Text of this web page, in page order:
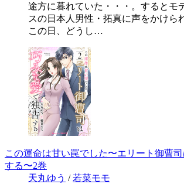
途方に暮れていた・・・。するとモ
スの日本人男性・拓真に声をかけら
この日、どうし…
この運命は甘い罠でした〜エリート御曹
する〜2巻
天丸ゆう / 若菜モモ